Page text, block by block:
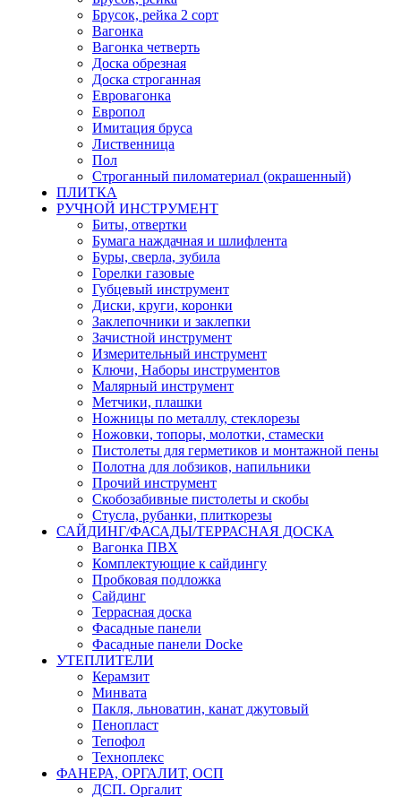
Брусок, рейка 2 сорт
Вагонка
Вагонка четверть
Доска обрезная
Доска строганная
Евровагонка
Европол
Имитация бруса
Лиственница
Пол
Строганный пиломатериал (окрашенный)
ПЛИТКА
РУЧНОЙ ИНСТРУМЕНТ
Биты, отвертки
Бумага наждачная и шлифлента
Буры, сверла, зубила
Горелки газовые
Губцевый инструмент
Диски, круги, коронки
Заклепочники и заклепки
Зачистной инструмент
Измерительный инструмент
Ключи, Наборы инструментов
Малярный инструмент
Метчики, плашки
Ножницы по металлу, стеклорезы
Ножовки, топоры, молотки, стамески
Пистолеты для герметиков и монтажной пены
Полотна для лобзиков, напильники
Прочий инструмент
Скобозабивные пистолеты и скобы
Стусла, рубанки, плиткорезы
САЙДИНГ/ФАСАДЫ/ТЕРРАСНАЯ ДОСКА
Вагонка ПВХ
Комплектующие к сайдингу
Пробковая подложка
Сайдинг
Террасная доска
Фасадные панели
Фасадные панели Docke
УТЕПЛИТЕЛИ
Керамзит
Минвата
Пакля, льноватин, канат джутовый
Пенопласт
Тепофол
Техноплекс
ФАНЕРА, ОРГАЛИТ, ОСП
ДСП. Оргалит